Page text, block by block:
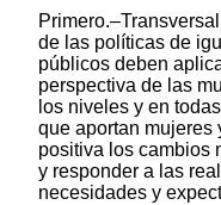
de las políticas de
públicos deben
perspectiva de las
los niveles y en
que aportan mujeres
positiva los cambios
y responder a las
necesidades y